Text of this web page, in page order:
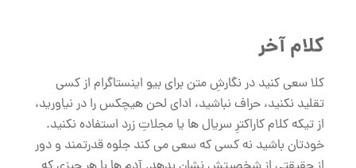
کلام آخر
کلا سعی کنید در نگارشِ متن برای بیو اینستاگرام از کسی
تقلید نکنید، حراف نباشید، ادای لحن هیچکس را در نیاورید،
از تیکه کلام کاراکترِ سریال ها یا مجلاتِ زرد استفاده نکنید.
خودتان باشید نه کسی که سعی می کند جلوه قدرتمند و دور